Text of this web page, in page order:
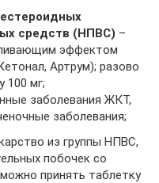
средств (НПВС) –
эффектом
Артрум); разово
100 мг;
заболевания ЖКТ,
заболевания;
из группы НПВС,
побочек со
принять таблетку